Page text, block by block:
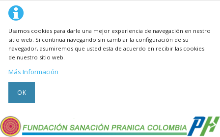
Usamos cookies para darle una mejor experiencia de navegación en nestro
sitio web. Si continua navegando sin cambiar la configuración de su
navegador, asumiremos que usted esta de acuerdo en recibir las cookies
de nuestro sitio web.
Más Información
OK